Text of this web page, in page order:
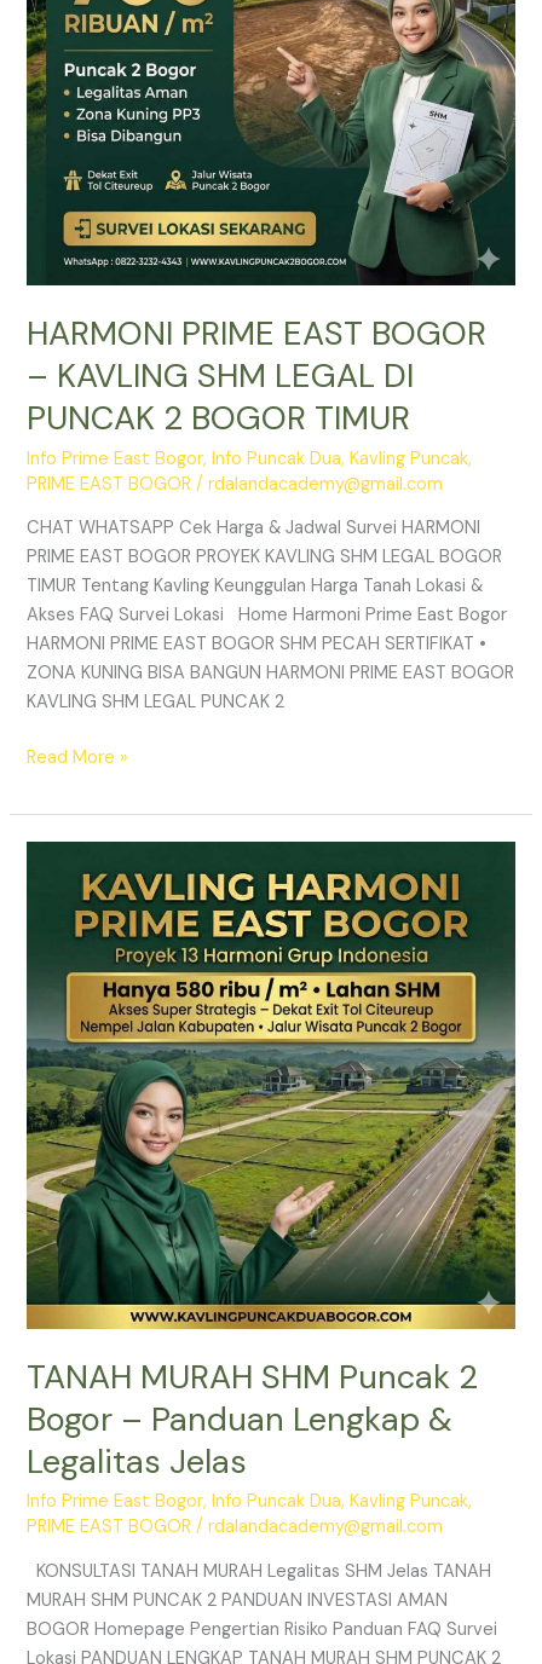
HARMONI PRIME EAST BOGOR
– KAVLING SHM LEGAL DI
PUNCAK 2 BOGOR TIMUR
Info Prime East Bogor,Info Puncak Dua,Kavling Puncak,
PRIME EAST BOGOR /rdalandacademy@gmail.com
CHAT WHATSAPP Cek Harga & Jadwal Survei HARMONI
PRIME EAST BOGOR PROYEK KAVLING SHM LEGAL BOGOR
TIMUR Tentang Kavling Keunggulan Harga Tanah Lokasi &
Akses FAQ Survei Lokasi Home Harmoni Prime East Bogor
HARMONI PRIME EAST BOGOR SHM PECAH SERTIFIKAT •
ZONA KUNING BISA BANGUN HARMONI PRIME EAST BOGOR
KAVLING SHM LEGAL PUNCAK 2
LEGAL
DI
PUNCAK
2
BOGOR
Read More »
TANAH MURAH SHM Puncak 2
Bogor – Panduan Lengkap &
Legalitas Jelas
Info Prime East Bogor,Info Puncak Dua,Kavling Puncak,
PRIME EAST BOGOR /rdalandacademy@gmail.com
KONSULTASI TANAH MURAH Legalitas SHM Jelas TANAH
MURAH SHM PUNCAK 2 PANDUAN INVESTASI AMAN
BOGOR Homepage Pengertian Risiko Panduan FAQ Survei
Lokasi PANDUAN LENGKAP TANAH MURAH SHM PUNCAK 2
MURAH
Puncak
Panduan
Lengkap
&
Legalitas
Jelas